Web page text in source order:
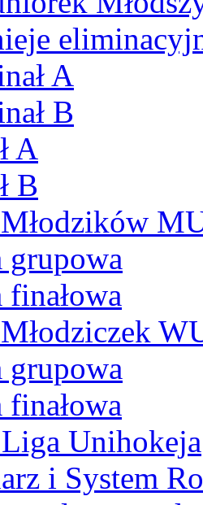
A
B
A
B
grupowa
finałowa
grupowa
finałowa
Unihokeja
i System